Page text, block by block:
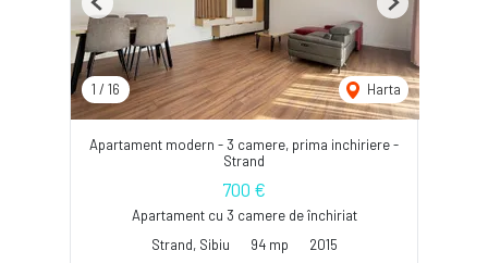
1 / 16 Harta
Previous Next
Apartament modern - 3 camere, prima inchiriere -
Strand
700 €
Apartament cu 3 camere de închiriat
Strand, Sibiu
94 mp 2015